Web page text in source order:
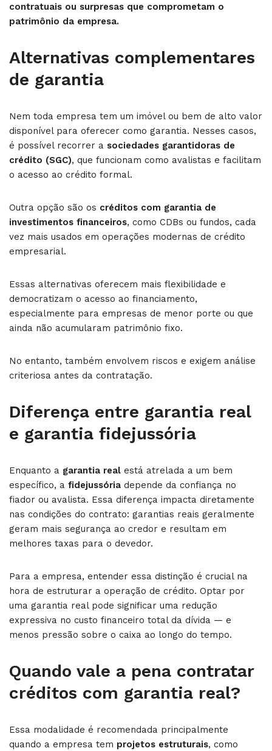
contratuais ou surpresas que comprometam o
patrimônio da empresa.
Alternativas complementares
de garantia
Nem toda empresa tem um imóvel ou bem de alto valor
disponível para oferecer como garantia. Nesses casos,
é possível recorrer a sociedades garantidoras de
crédito (SGC), que funcionam como avalistas e facilitam
o acesso ao crédito formal.
Outra opção são os créditos com garantia de
investimentos financeiros, como CDBs ou fundos, cada
vez mais usados em operações modernas de crédito
empresarial.
Essas alternativas oferecem mais flexibilidade e
democratizam o acesso ao financiamento,
especialmente para empresas de menor porte ou que
ainda não acumularam patrimônio fixo.
No entanto, também envolvem riscos e exigem análise
criteriosa antes da contratação.
Diferença entre garantia real
e garantia fidejussória
Enquanto a garantia real está atrelada a um bem
específico, a fidejussória depende da confiança no
fiador ou avalista. Essa diferença impacta diretamente
nas condições do contrato: garantias reais geralmente
geram mais segurança ao credor e resultam em
melhores taxas para o devedor.
Para a empresa, entender essa distinção é crucial na
hora de estruturar a operação de crédito. Optar por
uma garantia real pode significar uma redução
expressiva no custo financeiro total da dívida — e
menos pressão sobre o caixa ao longo do tempo.
Quando vale a pena contratar
créditos com garantia real​?
Essa modalidade é recomendada principalmente
quando a empresa tem projetos estruturais, como